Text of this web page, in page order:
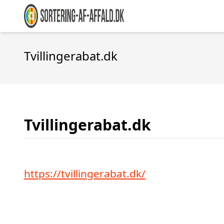
Tvillingerabat.dk
Tvillingerabat.dk
https://tvillingerabat.dk/